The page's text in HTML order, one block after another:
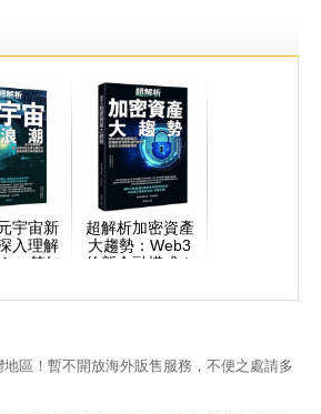
宇宙新
入理解
等知
式與商
超解析加密資產
大趨勢：Web3
的新金融模式！
運作原理、投資
區！暫不開放海外販售服務，不便之處請多